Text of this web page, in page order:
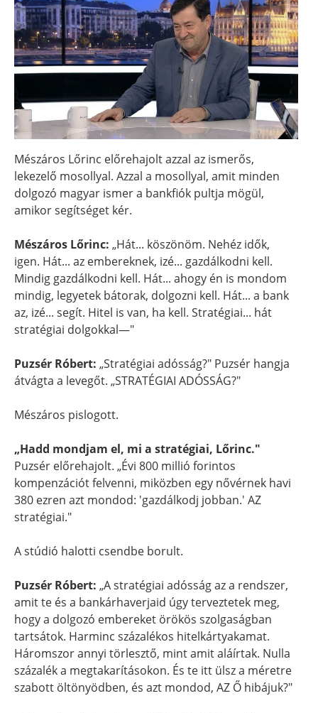
Mészáros Lőrinc előrehajolt azzal az ismerős,
lekezelő mosollyal. Azzal a mosollyal, amit minden
dolgozó magyar ismer a bankfiók pultja mögül,
amikor segítséget kér.
Mészáros Lőrinc: „Hát... köszönöm. Nehéz idők,
igen. Hát... az embereknek, izé... gazdálkodni kell.
Mindig gazdálkodni kell. Hát... ahogy én is mondom
mindig, legyetek bátorak, dolgozni kell. Hát... a bank
az, izé... segít. Hitel is van, ha kell. Stratégiai... hát
stratégiai dolgokkal—"
Puzsér Róbert: „Stratégiai adósság?" Puzsér hangja
átvágta a levegőt. „STRATÉGIAI ADÓSSÁG?"
Mészáros pislogott.
„Hadd mondjam el, mi a stratégiai, Lőrinc."
Puzsér előrehajolt. „Évi 800 millió forintos
kompenzációt felvenni, miközben egy nővérnek havi
380 ezren azt mondod: 'gazdálkodj jobban.' AZ
stratégiai."
A stúdió halotti csendbe borult.
Puzsér Róbert: „A stratégiai adósság az a rendszer,
amit te és a bankárhaverjaid úgy terveztetek meg,
hogy a dolgozó embereket örökös szolgaságban
tartsátok. Harminc százalékos hitelkártyakamat.
Háromszor annyi törlesztő, mint amit aláírtak. Nulla
százalék a megtakarításokon. És te itt ülsz a méretre
szabott öltönyödben, és azt mondod, AZ Ő hibájuk?"